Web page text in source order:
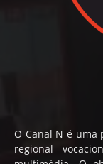
O Canal N é uma
regional